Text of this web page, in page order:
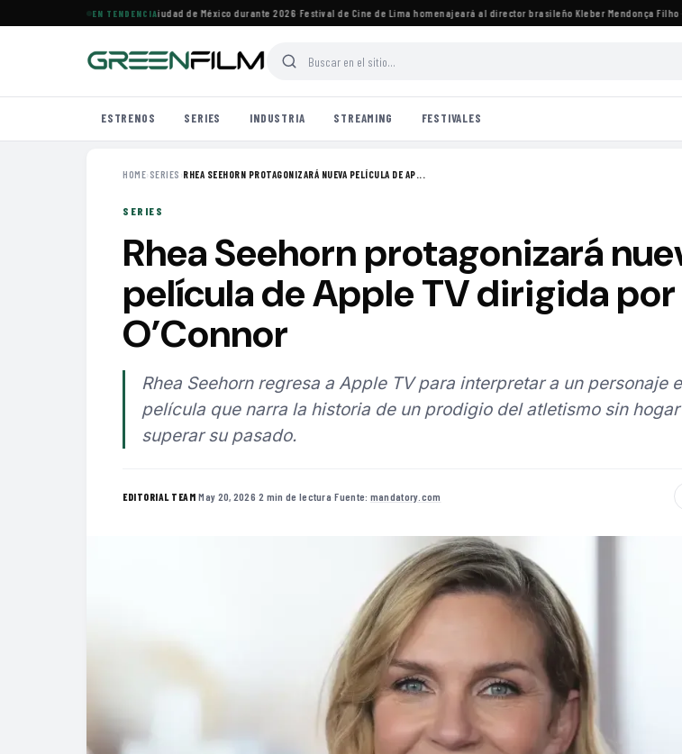
EN TENDENCIA
de cine imperdibles en Ciudad de México durante 2026·Festival de Cine de Lima homenajeará al director brasileño Kleber Mendonça Filho·
ESTRENOS SERIES INDUSTRIA STREAMING FESTIVALES
HOME› SERIES ›RHEA SEEHORN PROTAGONIZARÁ NUEVA PELÍCULA DE AP...
SERIES
Rhea Seehorn protagonizará
película de Apple TV dirigida
O’Connor
Rhea Seehorn regresa a Apple TV para interpretar a un personaje
película que narra la historia de un prodigio del atletismo sin
superar su pasado.
EDITORIAL TEAM·May 20, 2026·2 min de lectura·Fuente: mandatory.com